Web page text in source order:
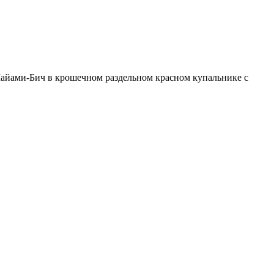
Бич в крошечном раздельном красном купальнике с